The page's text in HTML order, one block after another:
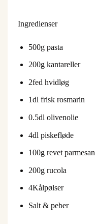
Ingredienser
500g pasta
200g kantareller
2fed hvidløg
1dl frisk rosmarin
0.5dl olivenolie
4dl piskefløde
100g revet parmesan
200g rucola
4Kålpølser
Salt & peber